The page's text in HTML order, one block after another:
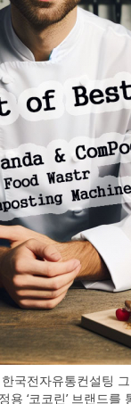
국전자유통컨설팅
정용 ‘코코린’ 브랜